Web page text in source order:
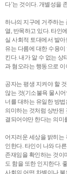
다’는 것이다. 개별성을
하나의 지구에 거주하는
열, 반목하고 있다. 타인
실 사회적 토대에서 발
유는 다름에 대한 수용
킨다. 내가 알 수 없는 상
과 혐오라는 행동으로
공자는 평생 지켜야 할
않는 것(기소불욕 물시
너를 대하는 유일한 방법
의미하는 것처럼 상반된
결되어야만 한다는 의미
어지러운 세상을 밝히는
인한다. 타인이 나와 다
존재임을 확인하는 것이
도 함을 또한 인지한다.
사회의 어떤 차별이나